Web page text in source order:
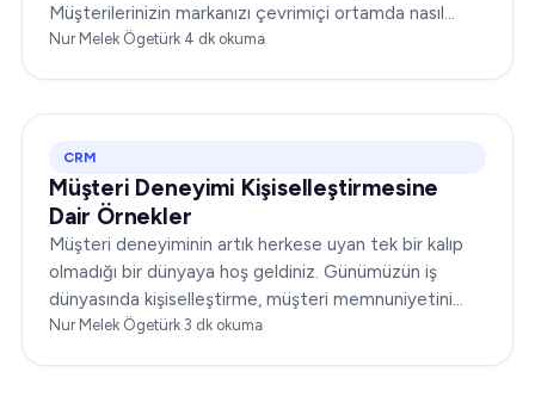
Müşterilerinizin markanızı çevrimiçi ortamda nasıl
algıladığı ve markanızla nasıl etkileşime geçtiği,
Nur Melek Ögetürk·4 dk okuma
CRM
Müşteri Deneyimi Kişiselleştirmesine
Dair Örnekler
Müşteri deneyiminin artık herkese uyan tek bir kalıp
olmadığı bir dünyaya hoş geldiniz. Günümüzün iş
dünyasında kişiselleştirme, müşteri memnuniyetini
dönüştürmenin anahtarıdır. Bu makale…
Nur Melek Ögetürk·3 dk okuma